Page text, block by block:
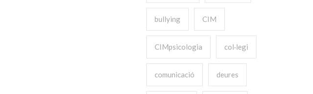
bullying CIM
CIMpsicologia col·legi
comunicació deures